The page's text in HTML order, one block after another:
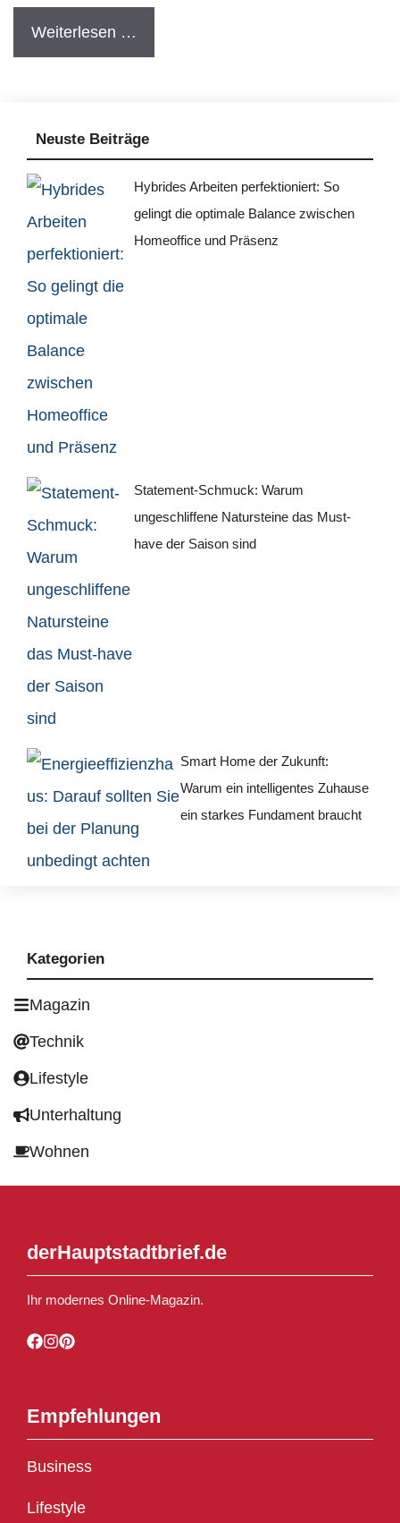
Weiterlesen …
Neuste Beiträge
Hybrides Arbeiten perfektioniert: So
gelingt die optimale Balance zwischen
Homeoffice und Präsenz
Statement-Schmuck: Warum
ungeschliffene Natursteine das Must-
have der Saison sind
Smart Home der Zukunft:
Warum ein intelligentes Zuhause
ein starkes Fundament braucht
Kategorien
Magazin
Technik
Lifestyle
Unterhaltung
Wohnen
derHauptstadtbrief.de
Ihr modernes Online-Magazin.
Empfehlungen
Business
Lifestyle